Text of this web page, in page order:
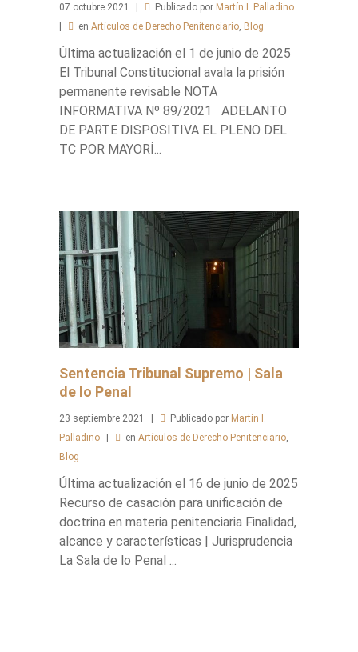
07 octubre 2021 Publicado por Martín I. Palladino
en Artículos de Derecho Penitenciario, Blog
Última actualización el 1 de junio de 2025
El Tribunal Constitucional avala la prisión
permanente revisable NOTA
INFORMATIVA Nº 89/2021 ADELANTO
DE PARTE DISPOSITIVA EL PLENO DEL
TC POR MAYORÍ...
Sentencia Tribunal Supremo | Sala
de lo Penal
23 septiembre 2021 Publicado por Martín I.
Palladino
en Artículos de Derecho Penitenciario,
Blog
Última actualización el 16 de junio de 2025
Recurso de casación para unificación de
doctrina en materia penitenciaria Finalidad,
alcance y características | Jurisprudencia
La Sala de lo Penal ...